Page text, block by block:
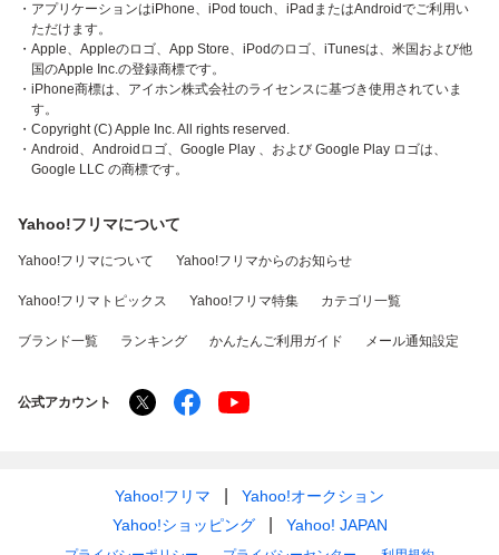
・アプリケーションはiPhone、iPod touch、iPadまたはAndroidでご利用い
ただけます。
・Apple、Appleのロゴ、App Store、iPodのロゴ、iTunesは、米国および他
国のApple Inc.の登録商標です。
・iPhone商標は、アイホン株式会社のライセンスに基づき使用されていま
す。
・Copyright (C) Apple Inc. All rights reserved.
・Android、Androidロゴ、Google Play 、および Google Play ロゴは、
Google LLC の商標です。
Yahoo!フリマについて
Yahoo!フリマについて Yahoo!フリマからのお知らせ
Yahoo!フリマトピックス Yahoo!フリマ特集 カテゴリ一覧
ブランド一覧 ランキング かんたんご利用ガイド メール通知設定
公式アカウント
Yahoo!フリマ
Yahoo!オークション
Yahoo!ショッピング
Yahoo! JAPAN